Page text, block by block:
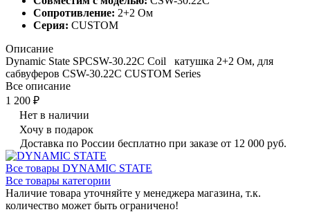
Сопротивление: 2+2 Ом
Серия: CUSTOM
Описание
Dynamic State SPCSW-30.22С Coil катушка 2+2 Ом, для
сабвуферов CSW-30.22С CUSTOM Series
Все описание
1 200 ₽
Нет в наличии
Хочу в подарок
Доставка по России бесплатно при заказе от 12 000 руб.
Все товары DYNAMIC STATE
Все товары категории
Наличие товара уточняйте у менеджера магазина, т.к.
количество может быть ограничено!